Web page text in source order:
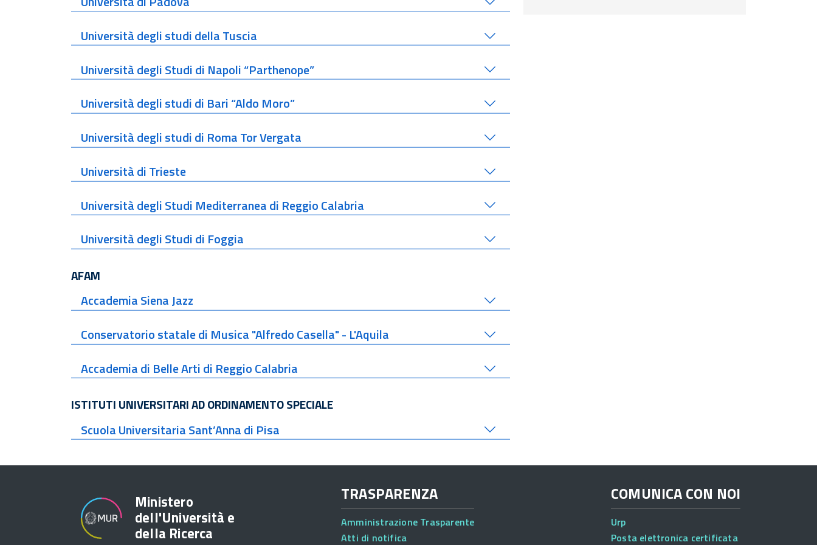
Università degli studi della Tuscia
Università degli Studi di Napoli “Parthenope”
Università degli studi di Bari “Aldo Moro”
Università degli studi di Roma Tor Vergata
Università di Trieste
Università degli Studi Mediterranea di Reggio Calabria
Università degli Studi di Foggia
AFAM
Accademia Siena Jazz
Conservatorio statale di Musica "Alfredo Casella" - L'Aquila
Accademia di Belle Arti di Reggio Calabria
ISTITUTI UNIVERSITARI AD ORDINAMENTO SPECIALE
Scuola Universitaria Sant’Anna di Pisa
Ministero
dell'Università e
della Ricerca
TRASPARENZA
Amministrazione Trasparente
Atti di notifica
COMUNICA CON NOI
Urp
Posta elettronica certificata